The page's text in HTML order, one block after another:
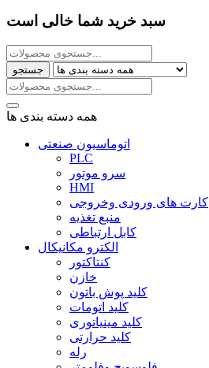
سبد خرید شما خالی است
جستجو
همه دسته بندی ها
اتوماسیون صنعتی
PLC
سرو موتور
HMI
کارت های ورودی وخروجی
منبع تغذیه
کابل ارتباطی
الکترو مکانیکال
کنتاکتور
خازن
کلید پوش باتون
کلید اتومات
کلید مینیاتوری
کلید حرارتی
رله